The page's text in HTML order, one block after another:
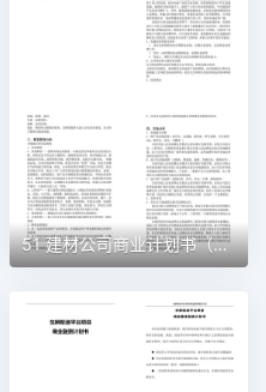
51 建材公司商业计划书（word+ppt配套）创业计划书word模板